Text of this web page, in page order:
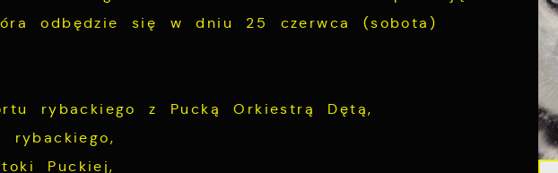
odbędzie się w dniu 25 czerwca (sobota)
rybackiego z Pucką Orkiestrą Dętą,
Puckiej,